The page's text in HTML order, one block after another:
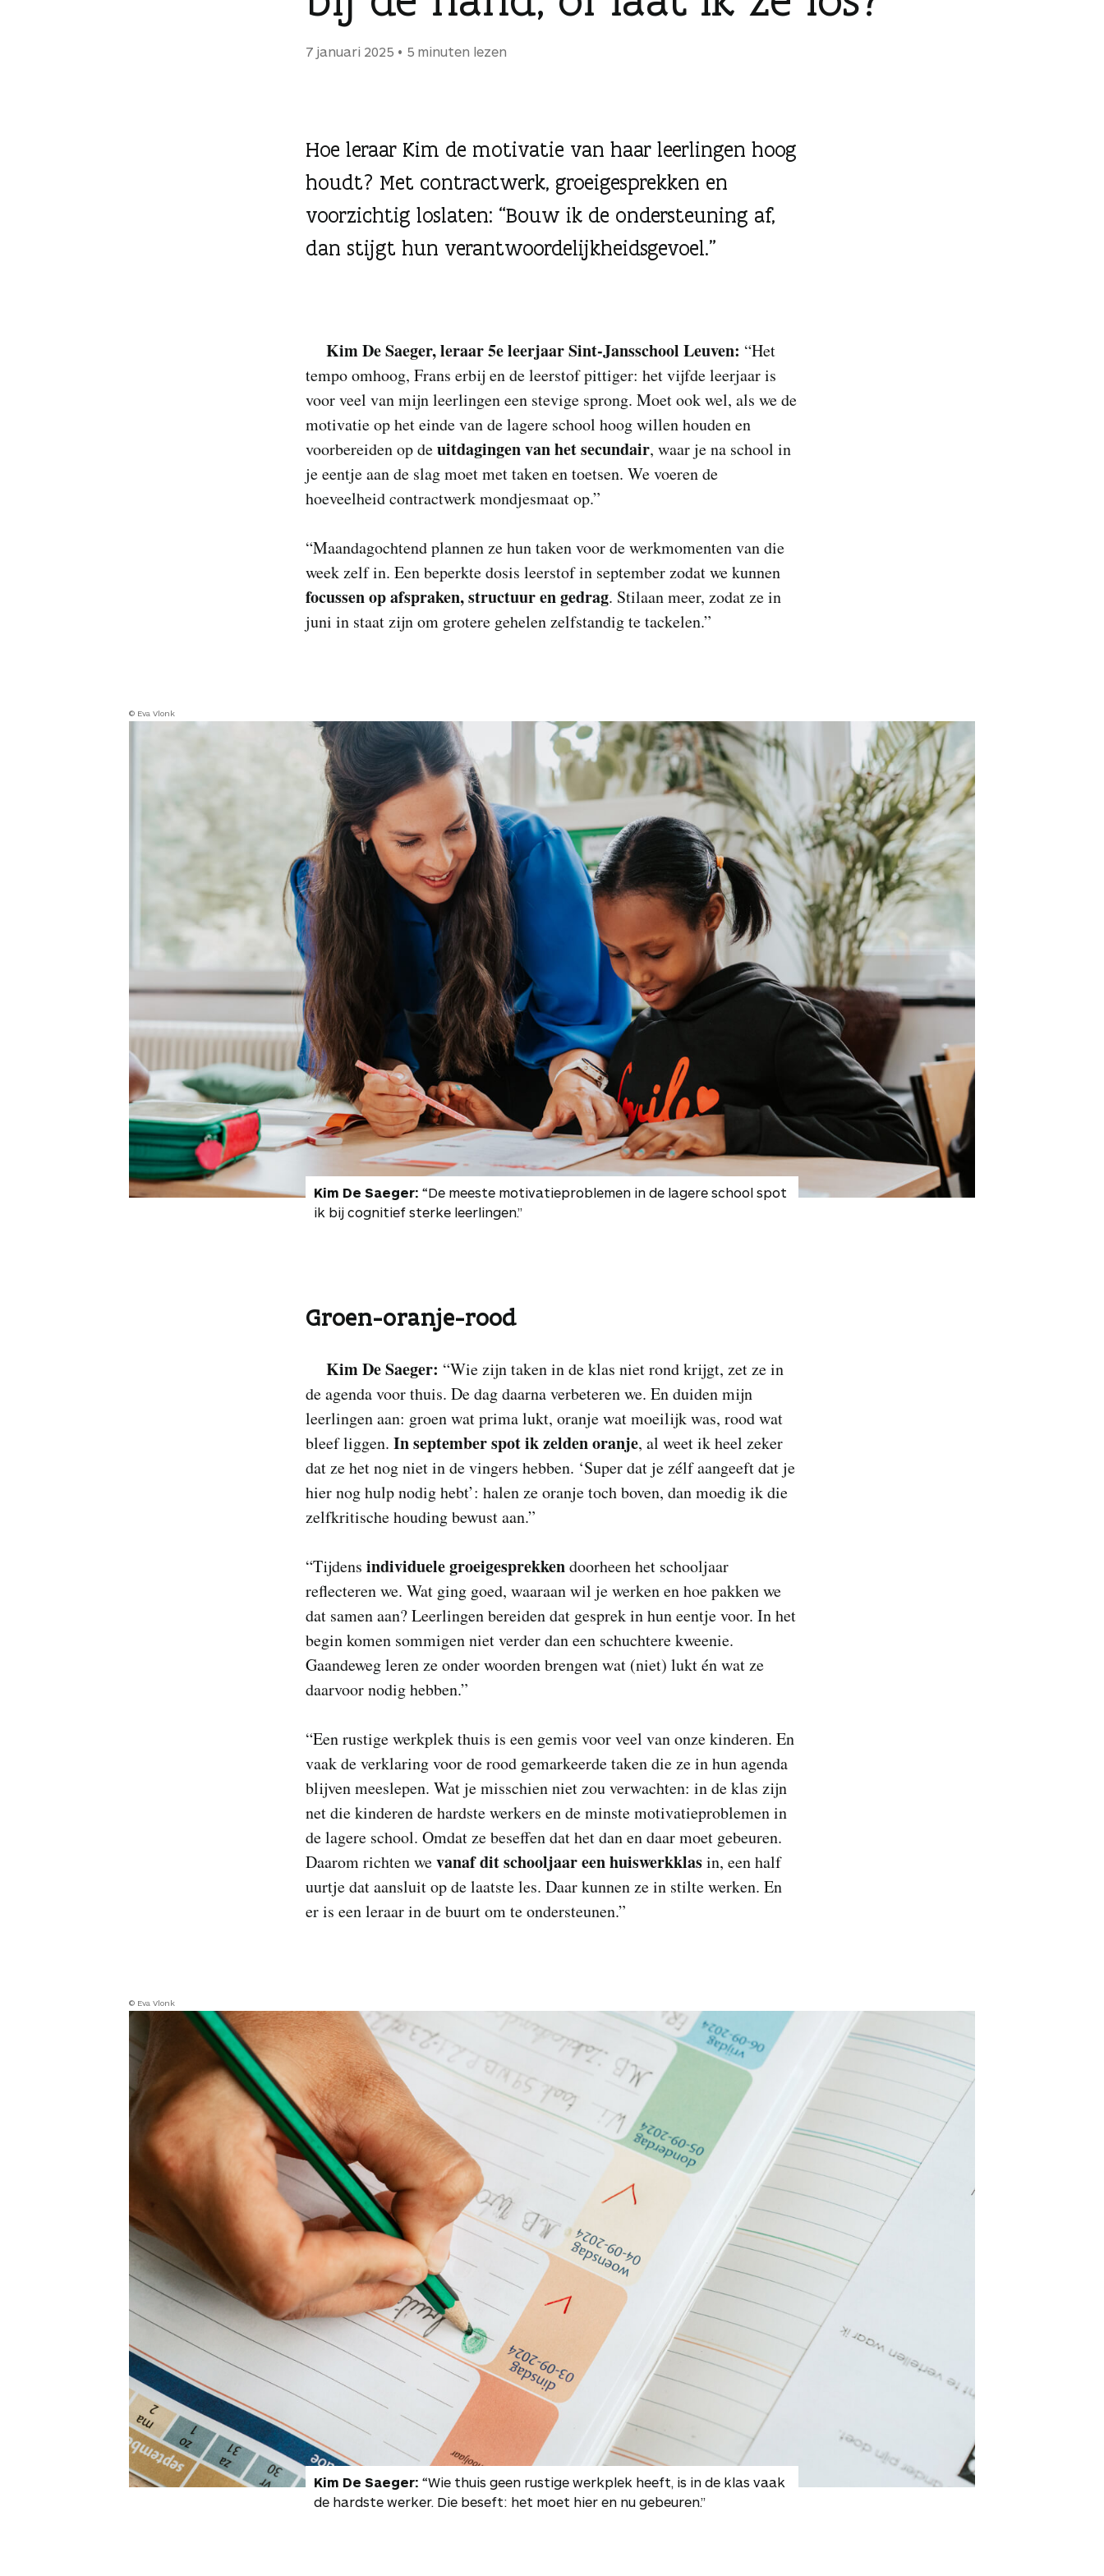
7 januari 2025 5 minuten lezen
Hoe leraar Kim de motivatie van haar leerlingen hoog
houdt? Met contractwerk, groeigesprekken en
voorzichtig loslaten: “Bouw ik de ondersteuning af,
dan stijgt hun verantwoordelijkheidsgevoel.”
Kim De Saeger, leraar 5e leerjaar Sint-Jansschool Leuven: “Het
tempo omhoog, Frans erbij en de leerstof pittiger: het vijfde leerjaar is
voor veel van mijn leerlingen een stevige sprong. Moet ook wel, als we de
motivatie op het einde van de lagere school hoog willen houden en
voorbereiden op deuitdagingen van het secundair, waar je na school in
je eentje aan de slag moet met taken en toetsen. We voeren de
hoeveelheid contractwerk mondjesmaat op.”
“Maandagochtend plannen ze hun taken voor de werkmomenten van die
week zelf in. Een beperkte dosis leerstof in september zodat we kunnen
focussen op afspraken, structuur en gedrag. Stilaan meer, zodat ze in
juni in staat zijn om grotere gehelen zelfstandig te tackelen.”
© Eva Vlonk
Kim De Saeger: “De meeste motivatieproblemen in de lagere school spot
ik bij cognitief sterke leerlingen.”
Groen-oranje-rood
Kim De Saeger: “Wie zijn taken in de klas niet rond krijgt, zet ze in
de agenda voor thuis. De dag daarna verbeteren we. En duiden mijn
leerlingen aan: groen wat prima lukt, oranje wat moeilijk was, rood wat
bleef liggen. In september spot ik zelden oranje, al weet ik heel zeker
dat ze het nog niet in de vingers hebben. ‘Super dat je zélf aangeeft dat je
hier nog hulp nodig hebt’: halen ze oranje toch boven, dan moedig ik die
zelfkritische houding bewust aan.”
“Tijdens individuele groeigesprekkendoorheen het schooljaar
reflecteren we. Wat ging goed, waaraan wil je werken en hoe pakken we
dat samen aan? Leerlingen bereiden dat gesprek in hun eentje voor. In het
begin komen sommigen niet verder dan een schuchtere kweenie.
Gaandeweg leren ze onder woorden brengen wat (niet) lukt én wat ze
daarvoor nodig hebben.”
“Een rustige werkplek thuis is een gemis voor veel van onze kinderen. En
vaak de verklaring voor de rood gemarkeerde taken die ze in hun agenda
blijven meeslepen. Wat je misschien niet zou verwachten: in de klas zijn
net die kinderen de hardste werkers en de minste motivatieproblemen in
de lagere school. Omdat ze beseffen dat het dan en daar moet gebeuren.
Daarom richten wevanaf dit schooljaar een huiswerkklasin, een half
uurtje dat aansluit op de laatste les. Daar kunnen ze in stilte werken. En
er is een leraar in de buurt om te ondersteunen.”
© Eva Vlonk
Kim De Saeger: “Wie thuis geen rustige werkplek heeft, is in de klas vaak
de hardste werker. Die beseft: het moet hier en nu gebeuren.”